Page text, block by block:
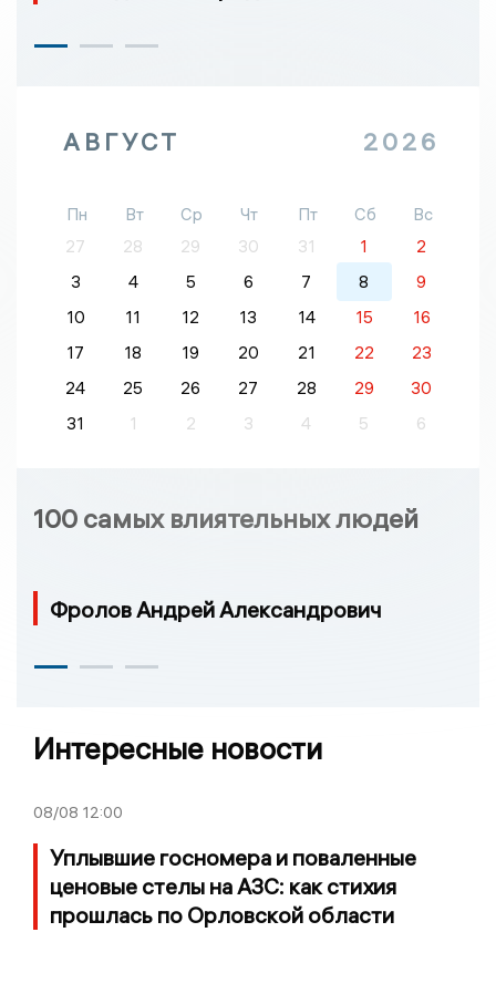
АВГУСТ 2026
Пн Вт Ср Чт Пт Сб
Вс
27
28 29 30 31 1
2
3
4 5 6 7 8
9
10
11 12 13 14 15
16
17
18 19 20 21 22
23
24
25 26 27 28 29
30
31
1 2 3 4 5 6
100 самых влиятельных людей
Фролов Андрей Александрович
Интересные новости
08/08 12:00
Уплывшие госномера и поваленные
ценовые стелы на АЗС: как стихия
прошлась по Орловской области